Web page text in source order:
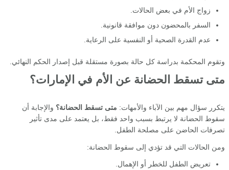
زواج الأم في بعض الحالات.
السفر بالمحضون دون موافقة قانونية.
عدم القدرة الصحية أو النفسية على الرعاية.
وتقوم المحكمة بدراسة كل حالة بصورة مستقلة قبل إصدار الحكم النهائي.
متى تسقط الحضانة عن الأم في الإمارات؟
يتكرر سؤال مهم بين الآباء والأمهات: متى تسقط الحضانة؟ والإجابة أن
سقوط الحضانة لا يرتبط بسبب واحد فقط، بل يعتمد على مدى تأثير
تصرفات الحاضن على مصلحة الطفل.
ومن الحالات التي قد تؤدي إلى سقوط الحضانة:
تعريض الطفل للخطر أو الإهمال.